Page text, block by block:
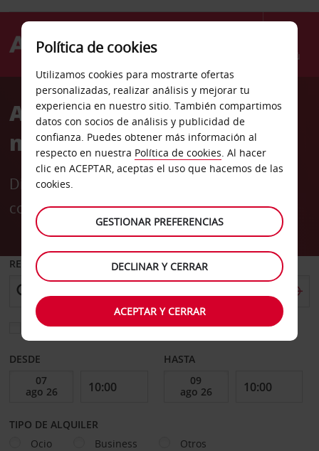
Menú
Anima a tu equipo por
menos
Disfruta de hasta un −10 % en alquiler de
coches en EE. UU. y Canadá
RECOGER EN
Elegir otra oficina de devolución
DESDE HASTA
TIPO DE ALQUILER
Ocio
Business Otros
Política de cookies
Utilizamos cookies para mostrarte ofertas
personalizadas, realizar análisis y mejorar tu
experiencia en nuestro sitio. También compartimos
datos con socios de análisis y publicidad de
confianza. Puedes obtener más información al
respecto en nuestra Política de cookies. Al hacer
clic en ACEPTAR, aceptas el uso que hacemos de las
cookies.
GESTIONAR PREFERENCIAS
DECLINAR Y CERRAR
ACEPTAR Y CERRAR